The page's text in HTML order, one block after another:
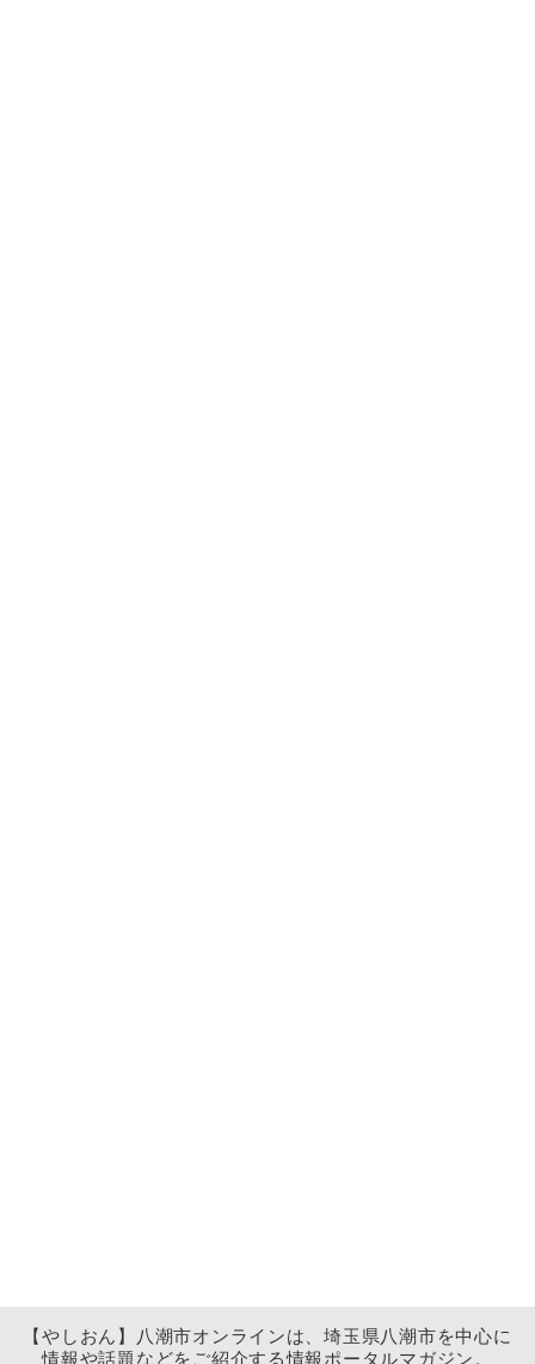
【やしおん】八潮市オンラインは、埼玉県八潮市を中心に
情報や話題などをご紹介する情報ポータルマガジン。